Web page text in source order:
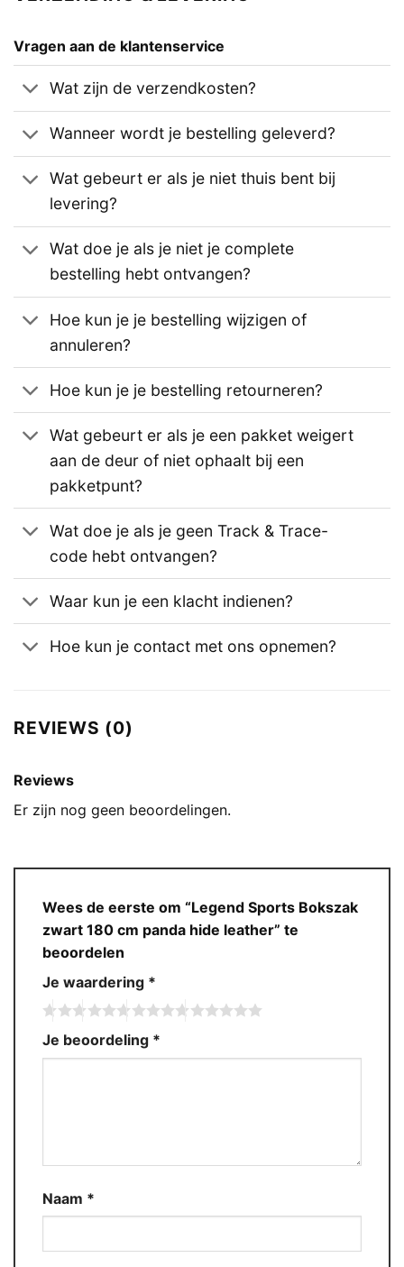
Vragen aan de klantenservice
Wat zijn de verzendkosten?
Wanneer wordt je bestelling geleverd?
Wat gebeurt er als je niet thuis bent bij
levering?
Wat doe je als je niet je complete
bestelling hebt ontvangen?
Hoe kun je je bestelling wijzigen of
annuleren?
Hoe kun je je bestelling retourneren?
Wat gebeurt er als je een pakket weigert
aan de deur of niet ophaalt bij een
pakketpunt?
Wat doe je als je geen Track & Trace-
code hebt ontvangen?
Waar kun je een klacht indienen?
Hoe kun je contact met ons opnemen?
REVIEWS (0)
Reviews
Er zijn nog geen beoordelingen.
Wees de eerste om “Legend Sports Bokszak
zwart 180 cm panda hide leather” te
beoordelen
Je waardering *
Je beoordeling *
Naam *